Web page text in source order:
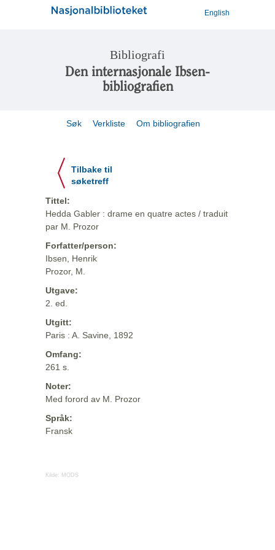
English
Bibliografi
Den internasjonale Ibsen-
bibliografien
Søk Verkliste Om bibliografien
Tilbake til
søketreff
Tittel:
Hedda Gabler : drame en quatre actes / traduit
par M. Prozor
Forfatter/person:
Ibsen, Henrik
Prozor, M.
Utgave:
2. ed.
Utgitt:
Paris : A. Savine, 1892
Omfang:
261 s.
Noter:
Med forord av M. Prozor
Språk:
Fransk
Kilde: MODS